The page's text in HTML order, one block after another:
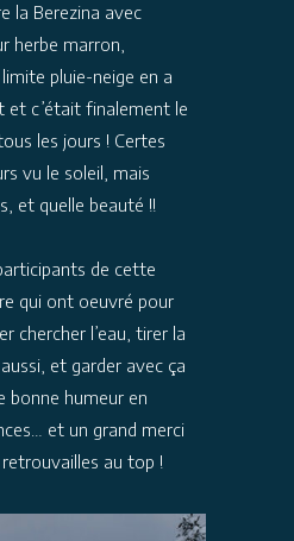
la Berezina avec
herbe marron,
pluie-neige en a
et c’était finalement le
les jours ! Certes
vu le soleil, mais
et quelle beauté !!
de cette
qui ont oeuvré pour
chercher l’eau, tirer la
et garder avec ça
bonne humeur en
et un grand merci
au top !